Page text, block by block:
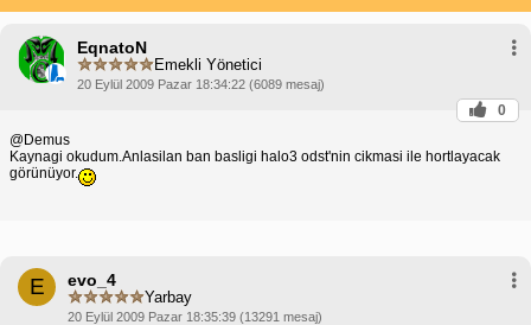
EqnatoN
Emekli Yönetici
20 Eylül 2009 Pazar 18:34:22 (6089 mesaj)
0
@Demus
Kaynagi okudum.Anlasilan ban basligi halo3 odst'nin cikmasi ile hortlayacak
görünüyor.
E evo_4
Yarbay
20 Eylül 2009 Pazar 18:35:39 (13291 mesaj)